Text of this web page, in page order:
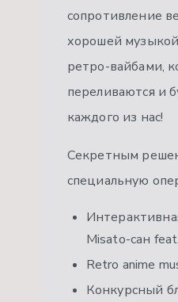
сопротивление
хорошей
ретро-вайбами,
переливаются и
каждого из нас!
Секретным
специальную
Misato-сан
Retro anime
Конкурсный